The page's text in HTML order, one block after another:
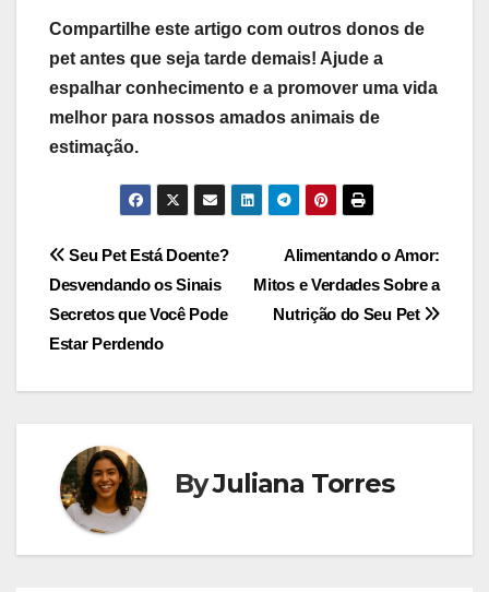
Compartilhe este artigo com outros donos de
pet antes que seja tarde demais! Ajude a
espalhar conhecimento e a promover uma vida
melhor para nossos amados animais de
estimação.
Navegação
de
Post
Alimentando o Amor:
Mitos e Verdades Sobre a
Nutrição do Seu Pet
Seu Pet Está Doente?
Desvendando os Sinais
Secretos que Você Pode
Estar Perdendo
ByJuliana Torres